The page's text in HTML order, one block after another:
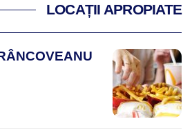
LOCAȚII APROPIATE